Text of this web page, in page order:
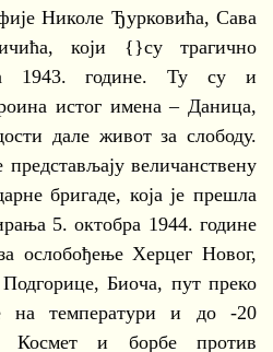
Николе Ђурковића, Сава
који {}су трагично
1943. године. Ту су и
истог имена – Даница,
дале живот за слободу.
представљају величанствену
бригаде, која је прешла
5. октобра 1944. године
ослобођење Херцег Новог,
Биоча, пут преко
на температури и до -20
Космет и борбе против